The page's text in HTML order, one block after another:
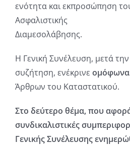
ενότητα και εκπροσώπηση
Ασφαλιστικής
Διαμεσολάβησης.
Η Γενική Συνέλευση, μετά
συζήτηση, ενέκρινε ομόφωνα
Άρθρων του Καταστατικού.
Στο δεύτερο θέμα, που
συνδικαλιστικές
Γενικής Συνέλευσης